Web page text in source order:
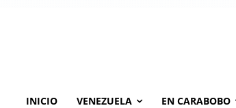
INICIO VENEZUELA EN CARABOBO